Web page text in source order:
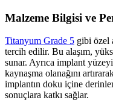
Malzeme Bilgisi ve
Titanyum Grade 5 gibi özel
tercih edilir. Bu alaşım,
sunar. Ayrıca implant
kaynaşma olanağını
implantın doku içine
sonuçlara katkı sağlar.